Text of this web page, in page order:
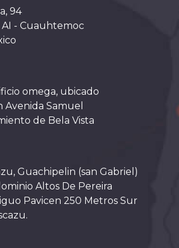
94
AI - Cuauhtemoc
omega, ubicado
Avenida Samuel
de Bela Vista
Guachipelin (san Gabriel)
Altos De Pereira
Pavicen 250 Metros Sur